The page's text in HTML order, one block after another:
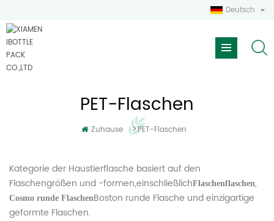
Deutsch
PET-Flaschen
Zuhause >PET-Flaschen
Kategorie der Haustierflasche basiert auf den
Flaschengrößen und -formen,einschließlichFlaschenflaschen,
Cosmo runde FlaschenBoston runde Flasche und einzigartige
geformte Flaschen.